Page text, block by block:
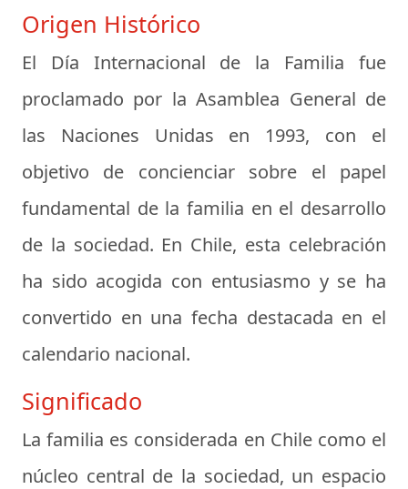
Origen Histórico
El Día Internacional de la Familia fue
proclamado por la Asamblea General de
las Naciones Unidas en 1993, con el
objetivo de concienciar sobre el papel
fundamental de la familia en el desarrollo
de la sociedad. En Chile, esta celebración
ha sido acogida con entusiasmo y se ha
convertido en una fecha destacada en el
calendario nacional.
Significado
La familia es considerada en Chile como el
núcleo central de la sociedad, un espacio